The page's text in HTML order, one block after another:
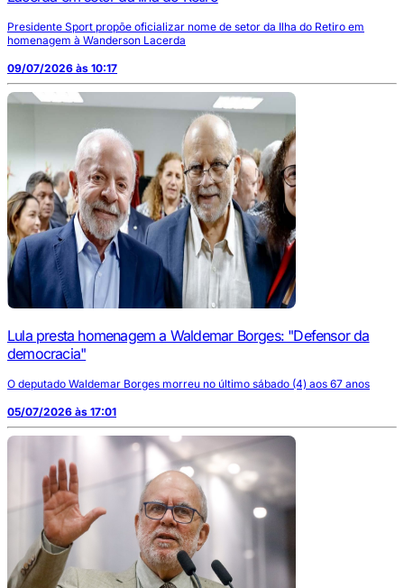
Presidente Sport propõe oficializar nome de setor da Ilha do Retiro em
homenagem à Wanderson Lacerda
09/07/2026 às 10:17
Lula presta homenagem a Waldemar Borges: "Defensor da
democracia"
O deputado Waldemar Borges morreu no último sábado (4) aos 67 anos
05/07/2026 às 17:01